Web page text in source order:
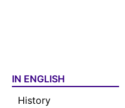
IN ENGLISH
History